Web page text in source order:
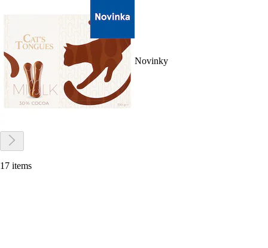
Novinky
17 items